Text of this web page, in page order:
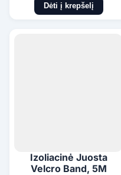
Dėti į krepšelį
Izoliacinė Juosta
Velcro Band, 5M